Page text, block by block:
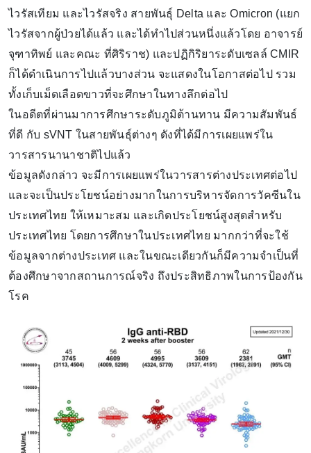
ไวรัสเทียม และไวรัสจริง สายพันธุ์ Delta และ Omicron (แยก
ไวรัสจากผู้ป่วยได้แล้ว และได้ทำไปส่วนหนึ่งแล้วโดย อาจารย์
จุฑาทิพย์ และคณะ ที่ศิริราช) และปฏิกิริยาระดับเซลล์ CMIR
ก็ได้ดำเนินการไปแล้วบางส่วน จะแสดงในโอกาสต่อไป รวม
ทั้งเก็บเม็ดเลือดขาวที่จะศึกษาในทางลึกต่อไป
ในอดีตที่ผ่านมาการศึกษาระดับภูมิต้านทาน มีความสัมพันธ์
ที่ดี กับ sVNT ในสายพันธุ์ต่างๆ ดังที่ได้มีการเผยแพร่ใน
วารสารนานาชาติไปแล้ว
ข้อมูลดังกล่าว จะมีการเผยแพร่ในวารสารต่างประเทศต่อไป
และจะเป็นประโยชน์อย่างมากในการบริหารจัดการวัคซีนใน
ประเทศไทย ให้เหมาะสม และเกิดประโยชน์สูงสุดสำหรับ
ประเทศไทย โดยการศึกษาในประเทศไทย มากกว่าที่จะใช้
ข้อมูลจากต่างประเทศ และในขณะเดียวกันก็มีความจำเป็นที่
ต้องศึกษาจากสถานการณ์จริง ถึงประสิทธิภาพในการป้องกัน
โรค